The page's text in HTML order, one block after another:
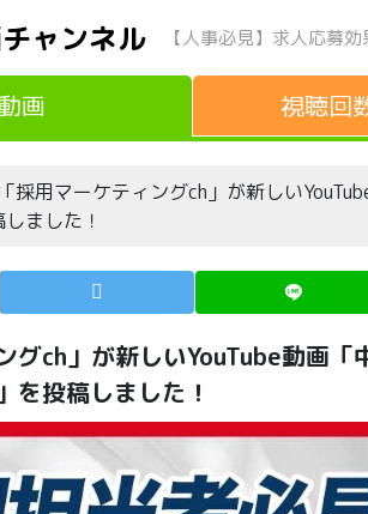
ャンネル 【人事必見】求人応募
画 視聴回
「採用マーケティングch」が新しい
ました！
グch」が新しいYouTube動画
を投稿しました！